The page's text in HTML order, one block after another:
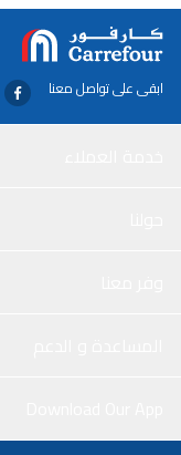
ابقى على تواصل معنا